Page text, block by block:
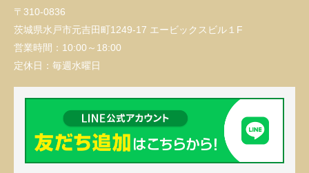
〒310-0836
茨城県水戸市元吉田町1249-17 エービックスビル１F
営業時間： 10:00～18:00
定休日： 毎週水曜日